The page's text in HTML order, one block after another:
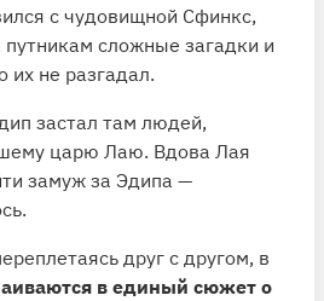
с чудовищной Сфинкс,
сложные загадки и
их не разгадал.
застал там людей,
царю Лаю. Вдова Лая
замуж за Эдипа —
друг с другом, в
в единый сюжет о